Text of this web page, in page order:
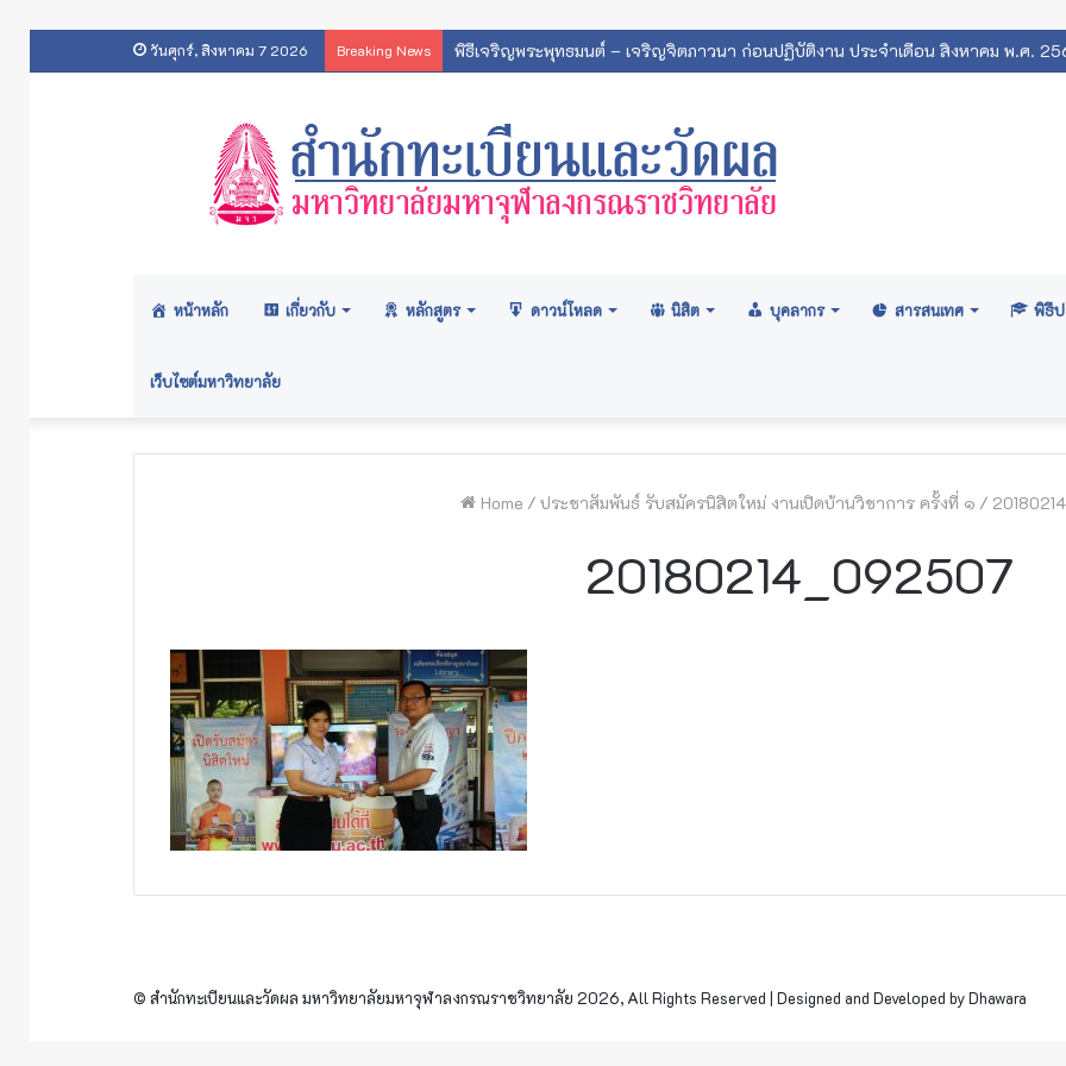
วันศุกร์, สิงหาคม 7 2026 Breaking News พิธีเจริญพระพุทธมนต์ – เจริญจิตภาวนา ก่อนปฏิบัติงาน ประจำเดือน สิงหาคม พ.ศ.
หน้าหลัก เกี่ยวกับ หลักสูตร ดาวน์โหลด นิสิต บุคลากร สารสนเทศ พิธี
เว็บไซต์มหาวิทยาลัย
Home / ประชาสัมพันธ์ รับสมัครนิสิตใหม่ งานเปิดบ้านวิชาการ ครั้งที่ ๑ /
20180214_092507
© สำนักทะเบียนและวัดผล มหาวิทยาลัยมหาจุฬาลงกรณราชวิทยาลัย 2026, All Rights Reserved | Designed and Developed by Dhawara